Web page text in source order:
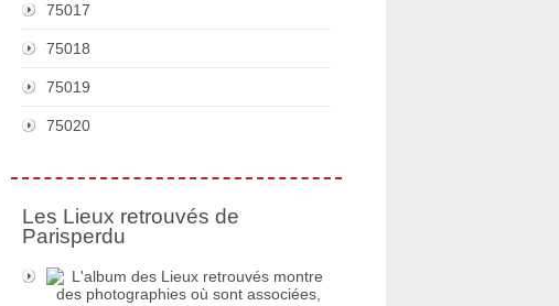
75017
75018
75019
75020
Les Lieux retrouvés de
Parisperdu